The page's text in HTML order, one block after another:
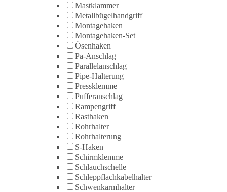
Mastklammer
Metallbügelhandgriff
Montagehaken
Montagehaken-Set
Ösenhaken
Pa-Anschlag
Parallelanschlag
Pipe-Halterung
Pressklemme
Pufferanschlag
Rampengriff
Rasthaken
Rohrhalter
Rohrhalterung
S-Haken
Schirmklemme
Schlauchschelle
Schleppflachkabelhalter
Schwenkarmhalter